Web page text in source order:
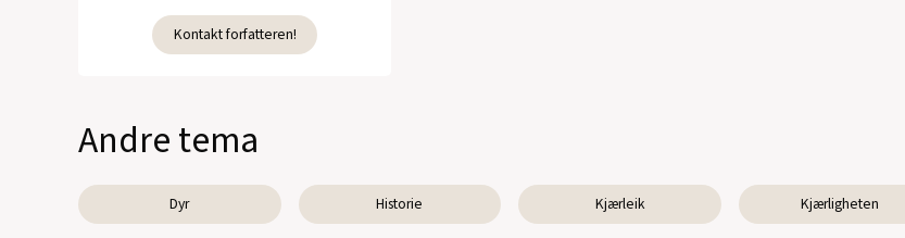
Kontakt forfatteren!
Andre tema
Dyr Historie Kjærleik Kjærligheten